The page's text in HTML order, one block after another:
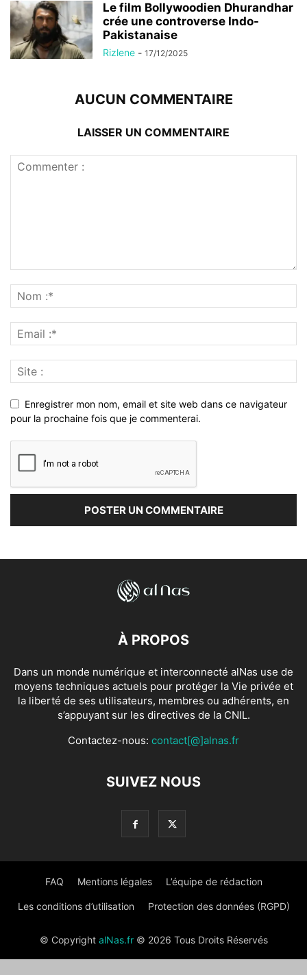
Le film Bollywoodien Dhurandhar
crée une controverse Indo-
Pakistanaise
Rizlene - 17/12/2025
AUCUN COMMENTAIRE
LAISSER UN COMMENTAIRE
Enregistrer mon nom, email et site web dans ce navigateur
pour la prochaine fois que je commenterai.
À PROPOS
Dans un monde numérique et interconnecté alNas use de
moyens techniques actuels pour protéger la Vie privée et
la liberté de ses utilisateurs, membres ou adhérents, en
s’appuyant sur les directives de la CNIL.
Contactez-nous: contact[@]alnas.fr
SUIVEZ NOUS
FAQ Mentions légales L’équipe de rédaction
Les conditions d’utilisation Protection des données (RGPD)
© Copyright alNas.fr© 2026 Tous Droits Réservés